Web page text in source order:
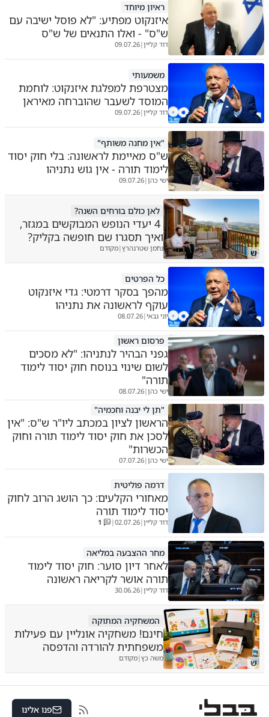
ראיון מיוחד
איזנקוט מפתיע: "לא פוסל ישיבה עם
ש"ס" - ואלו התנאים של ש"ס
דוד קליין|
09.07.26
משמעותי
מצטרפת למפלגת איזנקוט: לוחמת
המוסד לשעבר שהוברחה מאיראן
דוד קליין|
09.07.26
"אין מחנה משותף"
ש"ס מאיימת לראשונה: בלי חוק יסוד
לימוד תורה - אין גוש נתניהו
ישי כהן |
09.07.26
ש
לאן כולם בורחים השנה?
4 יעדי הנופש המבוקשים במגזר,
ואיך תסגרו שם חופשה בקליק?
נחמן שטרנהרץ|מקודם
כל הפרטים
מהפך בסקר דרמטי: גדי איזנקוט
עוקף לראשונה את נתניהו
יוני גבאי|
08.07.26
פרסום ראשון
גפני הבהיר לנתניהו: "לא מסכים
לשום שינוי בנוסח חוק יסוד לימוד
תורה"
ישי כהן |
08.07.26
"תן לי יבנה וחכמיה"
הראשון לציון במכתב ליו"ר ש"ס: "אין
לסכן את חוק יסוד לימוד תורה וחוק
הכשרות"
ישי כהן |
07.07.26
דרמה פוליטית
מאחורי הקלעים: כך הושג הרוב לחוק
יסוד לימוד תורה
דוד קליין|
02.07.26
|
1
מחר ההצבעה במליאה
לאחר דיון סוער: חוק יסוד לימוד
תורה אושר לקריאה ראשונה
דוד קליין|
30.06.26
ש
המשחקיה המתוקה
חינם! משחקיה אונליין עם פעילות
משפחתית להורדה והדפסה
משה כץ|מקודם
RSS פנו אלינו